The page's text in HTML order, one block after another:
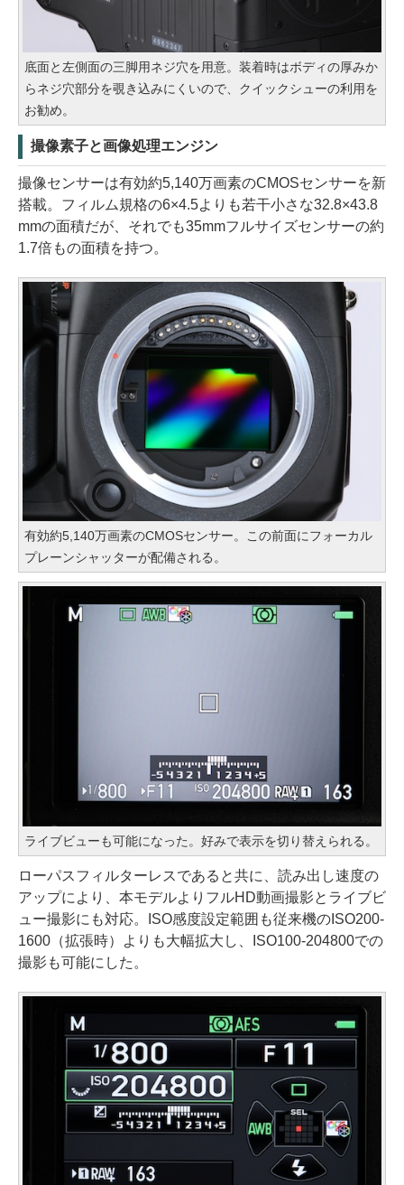
底面と左側面の三脚用ネジ穴を用意。装着時はボディの厚みか
らネジ穴部分を覗き込みにくいので、クイックシューの利用を
お勧め。
撮像素子と画像処理エンジン
撮像センサーは有効約5,140万画素のCMOSセンサーを新
搭載。フィルム規格の6×4.5よりも若干小さな32.8×43.8
mmの面積だが、それでも35mmフルサイズセンサーの約
1.7倍もの面積を持つ。
有効約5,140万画素のCMOSセンサー。この前面にフォーカル
プレーンシャッターが配備される。
ライブビューも可能になった。好みで表示を切り替えられる。
ローパスフィルターレスであると共に、読み出し速度の
アップにより、本モデルよりフルHD動画撮影とライブビ
ュー撮影にも対応。ISO感度設定範囲も従来機のISO200-
1600（拡張時）よりも大幅拡大し、ISO100-204800での
撮影も可能にした。